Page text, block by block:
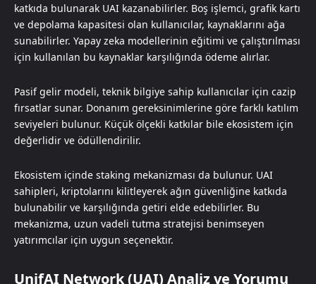
katkıda bulunarak UAI kazanabilirler. Boş işlemci, grafik kartı
ve depolama kapasitesi olan kullanıcılar, kaynaklarını ağa
sunabilirler. Yapay zeka modellerinin eğitimi ve çalıştırılması
için kullanılan bu kaynaklar karşılığında ödeme alırlar.
Pasif gelir modeli, teknik bilgiye sahip kullanıcılar için cazip
fırsatlar sunar. Donanım gereksinimlerine göre farklı katılım
seviyeleri bulunur. Küçük ölçekli katkılar bile ekosistem için
değerlidir ve ödüllendirilir.
Ekosistem içinde staking mekanizması da bulunur. UAI
sahipleri, kriptolarını kilitleyerek ağın güvenliğine katkıda
bulunabilir ve karşılığında getiri elde edebilirler. Bu
mekanizma, uzun vadeli tutma stratejisi benimseyen
yatırımcılar için uygun seçenektir.
UnifAI Network (UAI) Analiz ve Yorumu